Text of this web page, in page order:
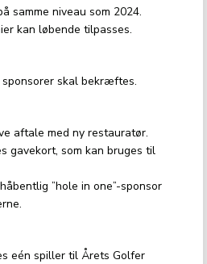
samme niveau som 2024.
kan løbende tilpasses.
skal bekræftes.
aftale med ny restauratør.
gavekort, som kan bruges til
”hole in one”-sponsor
eén spiller til Årets Golfer